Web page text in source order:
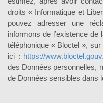
droits « Informatique et
pouvez adresser une
informons de l’existence
téléphonique « Bloctel »,
ici : https://
des Données personnelles,
de Données sensibles dans